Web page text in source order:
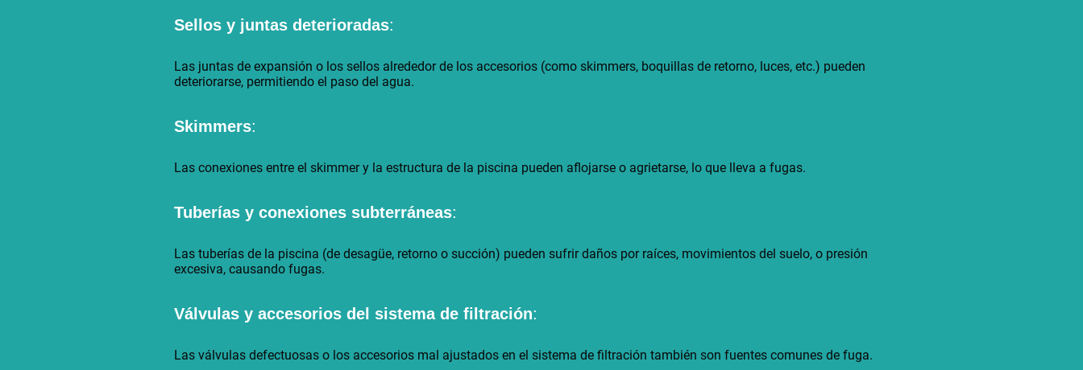
Sellos y juntas deterioradas:
Las juntas de expansión o los sellos alrededor de los accesorios (como skimmers, boquillas de retorno, luces, etc.) pueden
deteriorarse, permitiendo el paso del agua.
Skimmers:
Las conexiones entre el skimmer y la estructura de la piscina pueden aflojarse o agrietarse, lo que lleva a fugas.
Tuberías y conexiones subterráneas:
Las tuberías de la piscina (de desagüe, retorno o succión) pueden sufrir daños por raíces, movimientos del suelo, o presión
excesiva, causando fugas.
Válvulas y accesorios del sistema de filtración:
Las válvulas defectuosas o los accesorios mal ajustados en el sistema de filtración también son fuentes comunes de fuga.